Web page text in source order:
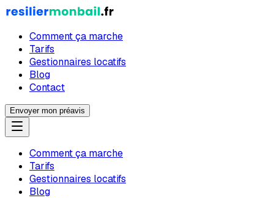
Comment ça marche
Tarifs
Gestionnaires locatifs
Blog
Contact
Envoyer mon préavis
Comment ça marche
Tarifs
Gestionnaires locatifs
Blog